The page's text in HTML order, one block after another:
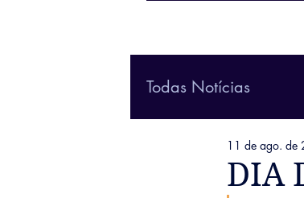
Todas Notícias
DIA
11 de ago. de